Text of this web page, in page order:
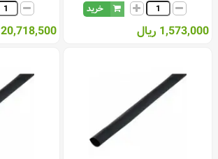
خرید
1,573,000 ریال 20,718,500 ریال